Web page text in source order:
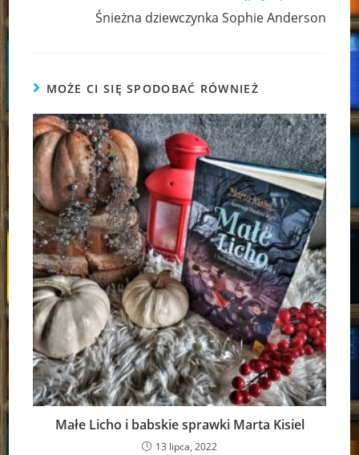
Śnieżna dziewczynka Sophie Anderson
MOŻE CI SIĘ SPODOBAĆ RÓWNIEŻ
Małe Licho i babskie sprawki Marta Kisiel
13 lipca, 2022